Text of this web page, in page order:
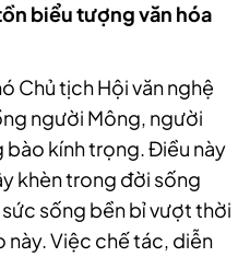
biểu tượng văn hóa
Chủ tịch Hội văn nghệ
người Mông, người
kính trọng. Điều này
khèn trong đời sống
sống bền bỉ vượt thời
này. Việc chế tác, diễn